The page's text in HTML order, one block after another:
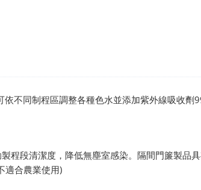
不同制程區調整各種色水並添加紫外線吸收劑
製程段清潔度，降低無塵室感染。隔間門簾製品
適合農業使用)